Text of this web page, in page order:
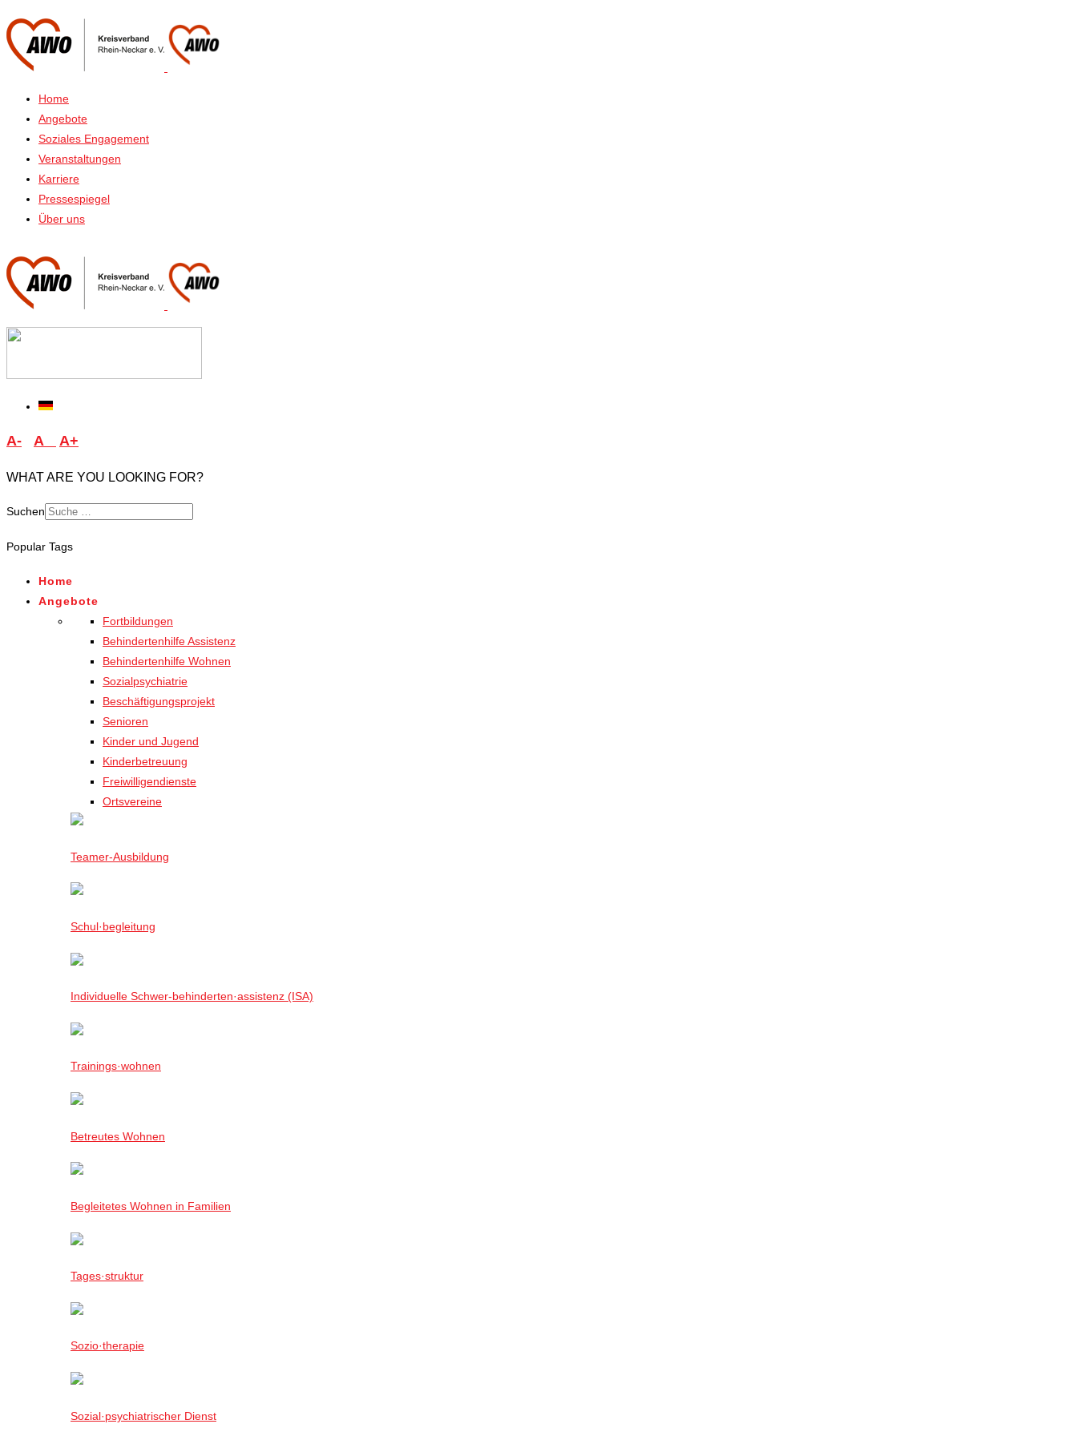
Home
Angebote
Soziales Engagement
Veranstaltungen
Karriere
Pressespiegel
Über uns
A- A A+
WHAT ARE YOU LOOKING FOR?
Suchen
for results.
Popular Tags
Home
Angebote
Fortbildungen
Behindertenhilfe Assistenz
Behindertenhilfe Wohnen
Sozialpsychiatrie
Beschäftigungsprojekt
Senioren
Kinder und Jugend
Kinderbetreuung
Freiwilligendienste
Ortsvereine
Teamer-Ausbildung
Schul·begleitung
Individuelle Schwer-behinderten·assistenz (ISA)
Trainings·wohnen
Betreutes Wohnen
Begleitetes Wohnen in Familien
Tages·struktur
Sozio·therapie
Sozial·psychiatrischer Dienst